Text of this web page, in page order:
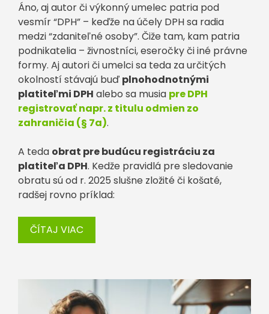
Áno, aj autor či výkonný umelec patria pod
vesmír “DPH” – keďže na účely DPH sa radia
medzi “zdaniteľné osoby”. Čiže tam, kam patria
podnikatelia – živnostníci, eseročky či iné právne
formy. Aj autori či umelci sa teda za určitých
okolností stávajú buď plnohodnotnými
platiteľmi DPH alebo sa musia pre DPH
registrovať napr. z titulu odmien zo
zahraničia (§ 7a).
A teda obrat pre budúcu registráciu za
platiteľa DPH. Kedže pravidlá pre sledovanie
obratu sú od r. 2025 slušne zložité či košaté,
radšej rovno príklad:
ČÍTAJ VIAC